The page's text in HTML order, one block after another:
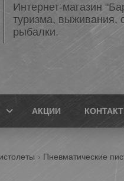
Интернет-магазин
туризма, выживания,
рыбалки.
АКЦИИ
Пневматические